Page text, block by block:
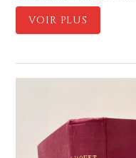
VOIR PLUS